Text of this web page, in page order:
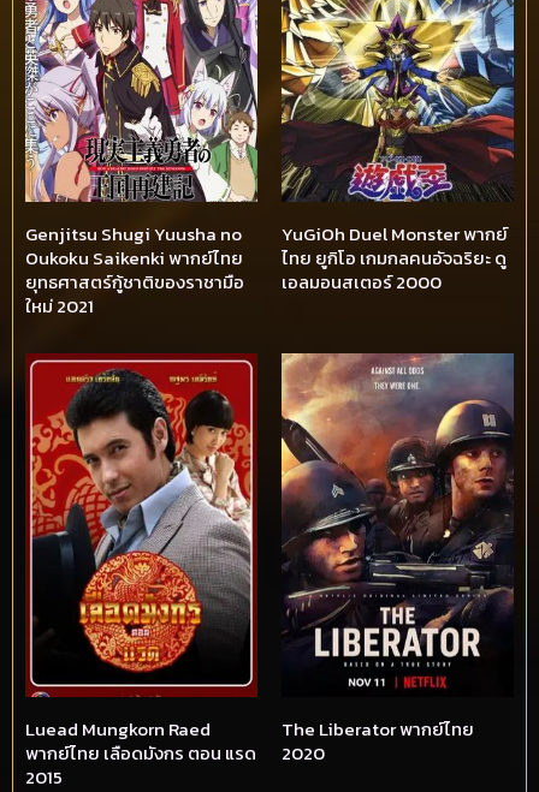
Genjitsu Shugi Yuusha no
Oukoku Saikenki พากย์ไทย
ยุทธศาสตร์กู้ชาติของราชามือ
ใหม่ 2021
YuGiOh Duel Monster พากย์
ไทย ยูกิโอ เกมกลคนอัจฉริยะ ดู
เอลมอนสเตอร์ 2000
Luead Mungkorn Raed
พากย์ไทย เลือดมังกร ตอน แรด
2015
The Liberator พากย์ไทย
2020